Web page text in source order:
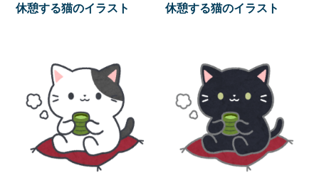
休憩する猫のイラスト
休憩する猫のイラスト